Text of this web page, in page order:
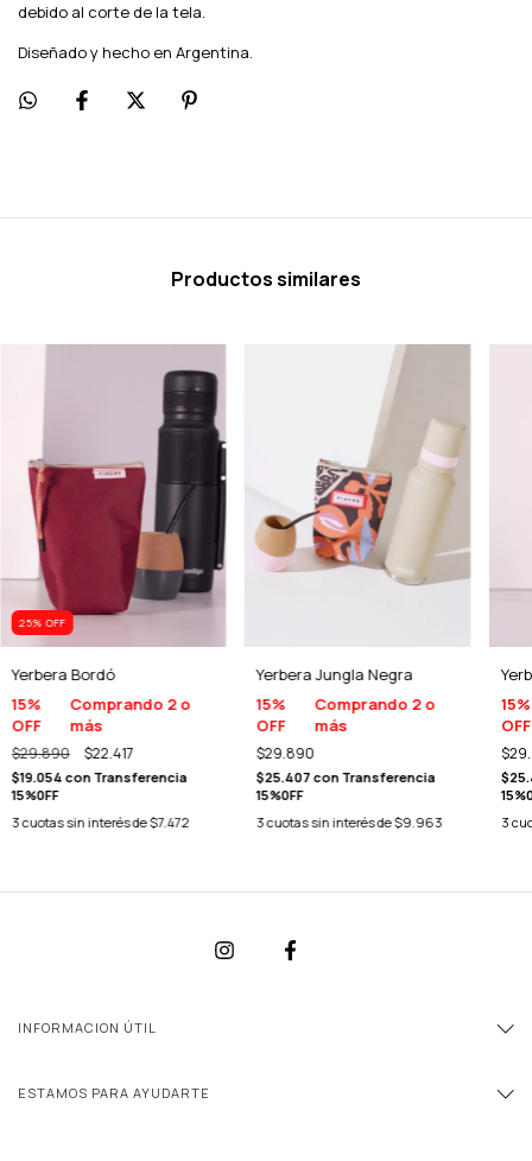
debido al corte de la tela.
Diseñado y hecho en Argentina.
Productos similares
25% OFF
Yerbera Bordó
15%
OFF
Comprando 2 o
más
$29.890 $22.417
$19.054 con Transferencia
15%0FF
3cuotas sin interés de$7.472
Yerbera Jungla Negra
15%
OFF
Comprando 2 o
más
$29.890
$25.407 con Transferencia
15%0FF
3cuotas sin interés de$9.963
15%
OFF
3
INFORMACION ÚTIL
ESTAMOS PARA AYUDARTE